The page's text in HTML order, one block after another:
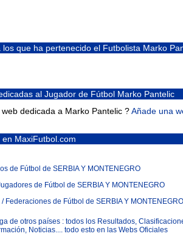
los que ha pertenecido el Futbolista Marko
al Jugador de Fútbol Marko Pantelic
dedicada a Marko Pantelic ?Añade una
MaxiFutbol.com
de Fútbol de SERBIA Y MONTENEGRO
de Fútbol de SERBIA Y MONTENEGRO
Federaciones de Fútbol de SERBIA Y MONTENEGRO
de otros países : todos los Resultados,
Noticias.... todo esto en las Webs Oficiales